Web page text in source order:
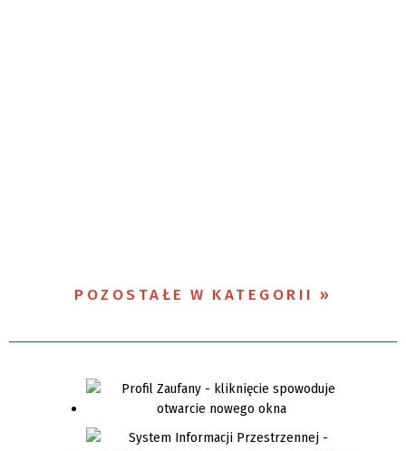
POZOSTAŁE W KATEGORII